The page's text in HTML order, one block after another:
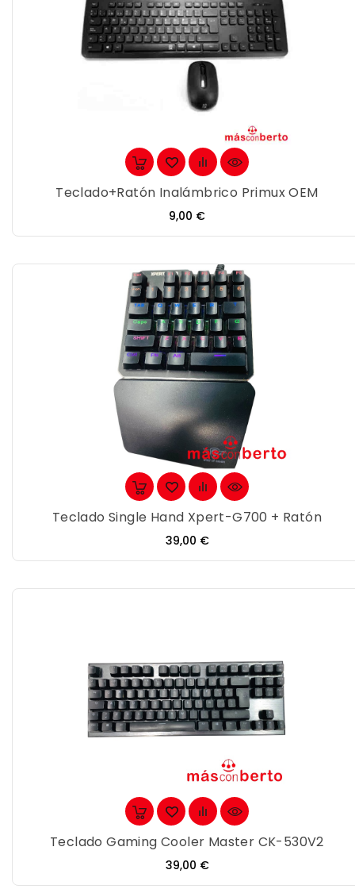
Teclado+ratón Inalámbrico Primux OEM
Precio
9,00 €
Teclado Single Hand Xpert-G700 + Ratón
Precio
39,00 €
Teclado Gaming Cooler Master CK-530V2
Precio
39,00 €